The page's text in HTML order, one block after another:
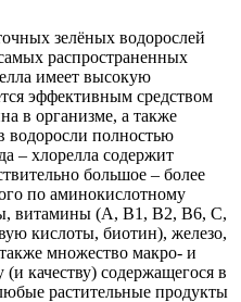
зелёных водорослей
распространенных
имеет высокую
эффективным средством
в организме, а также
водоросли полностью
– хлорелла содержит
большое – более
по аминокислотному
витамины (А, В1, В2, В6, С,
кислоты, биотин), железо,
множество макро- и
качеству) содержащегося в
растительные продукты